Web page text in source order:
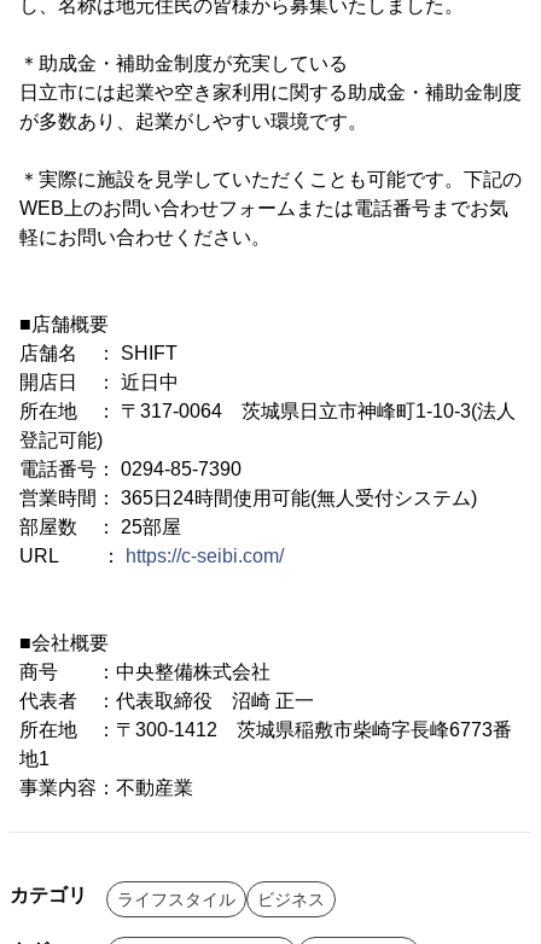
し、名称は地元住民の皆様から募集いたしました。
＊助成金・補助金制度が充実している
日立市には起業や空き家利用に関する助成金・補助金制度
が多数あり、起業がしやすい環境です。
＊実際に施設を見学していただくことも可能です。下記の
WEB上のお問い合わせフォームまたは電話番号までお気
軽にお問い合わせください。
■店舗概要
店舗名 ： SHIFT
開店日 ： 近日中
所在地 ： 〒317-0064 茨城県日立市神峰町1-10-3(法人
登記可能)
電話番号： 0294-85-7390
営業時間： 365日24時間使用可能(無人受付システム)
部屋数 ： 25部屋
URL ：
https://c-seibi.com/
■会社概要
商号 ：中央整備株式会社
代表者 ：代表取締役 沼崎 正一
所在地 ：〒300-1412 茨城県稲敷市柴崎字長峰6773番
地1
事業内容：不動産業
カテゴリ ライフスタイル ビジネス